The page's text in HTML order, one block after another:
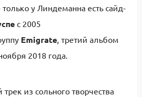
у Линдеманна есть сайд-
с 2005
Emigrate, третий альбом
2018 года.
из сольного творчества